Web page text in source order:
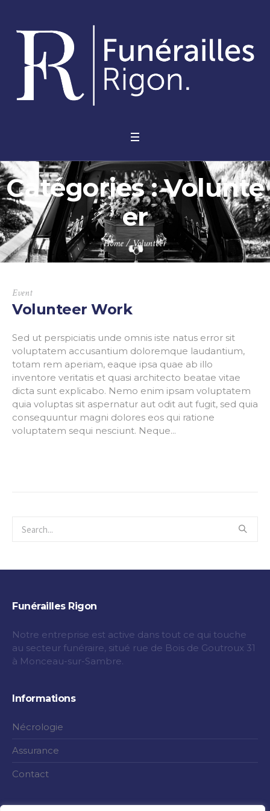
Catégories :Volunte
er
Home/Volunteer
Event
Volunteer Work
Sed ut perspiciatis unde omnis iste natus error sit
voluptatem accusantium doloremque laudantium,
totam rem aperiam, eaque ipsa quae ab illo
inventore veritatis et quasi architecto beatae vitae
dicta sunt explicabo. Nemo enim ipsam voluptatem
quia voluptas sit aspernatur aut odit aut fugit, sed quia
consequuntur magni dolores eos qui ratione
voluptatem sequi nesciunt. Neque...
Funérailles Rigon
Notre entreprise est active dans tout ce qui touche
au secteur funéraire, situé rue de Bois de Goutroux 31
à Monceau-sur-Sambre.
Informations
Nécrologie
Assurance
Contact